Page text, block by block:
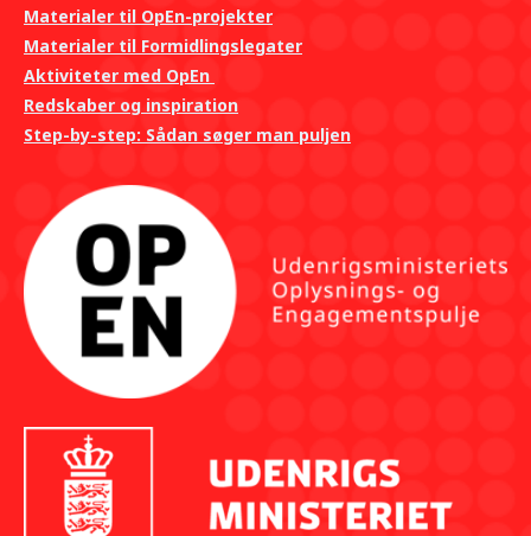
Materialer til OpEn-projekter
Materialer til Formidlingslegater
Aktiviteter med OpEn
Redskaber og inspiration
Step-by-step: Sådan søger man puljen